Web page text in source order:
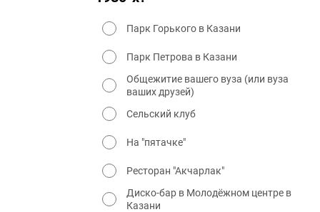
Парк Горького в Казани
Парк Петрова в Казани
Общежитие вашего вуза (или вуза
ваших друзей)
Сельский клуб
На "пятачке"
Ресторан "Акчарлак"
Диско-бар в Молодёжном центре в
Казани